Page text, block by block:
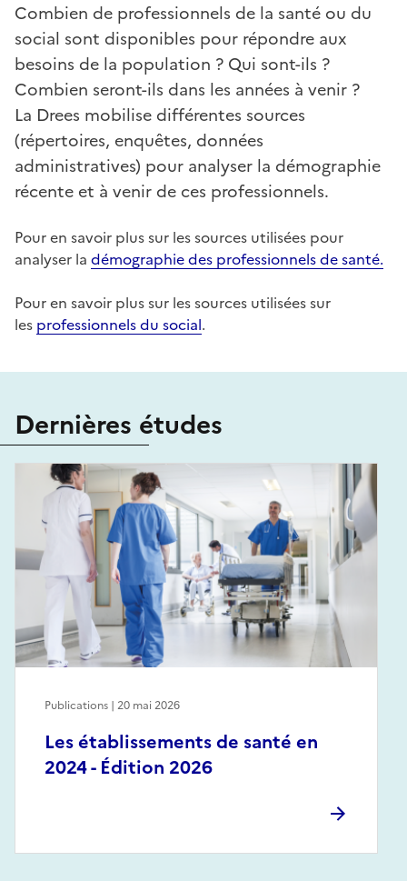
Combien de professionnels de la santé ou du
social sont disponibles pour répondre aux
besoins de la population ? Qui sont-ils ?
Combien seront-ils dans les années à venir ?
La Drees mobilise différentes sources
(répertoires, enquêtes, données
administratives) pour analyser la démographie
récente et à venir de ces professionnels.
Pour en savoir plus sur les sources utilisées pour
analyser la démographie des professionnels de santé.
Pour en savoir plus sur les sources utilisées sur
les professionnels du social.
Dernières études
Les établissements de santé en
2024 - Édition 2026
Publications | 20 mai 2026